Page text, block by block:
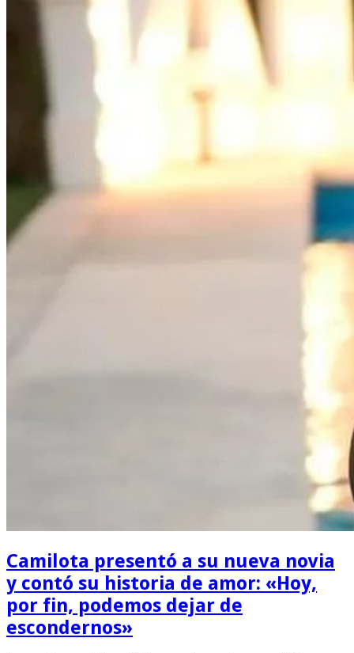
Camilota presentó a su nueva novia
y contó su historia de amor: «Hoy,
por fin, podemos dejar de
escondernos»